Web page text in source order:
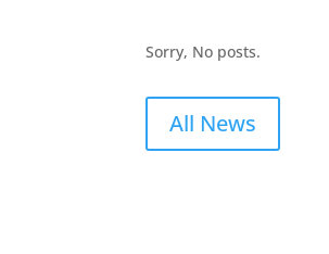
Sorry, No posts.
All News